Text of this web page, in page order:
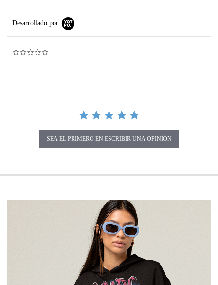
Desarrollado por
SEA EL PRIMERO EN ESCRIBIR UNA OPINIÓN